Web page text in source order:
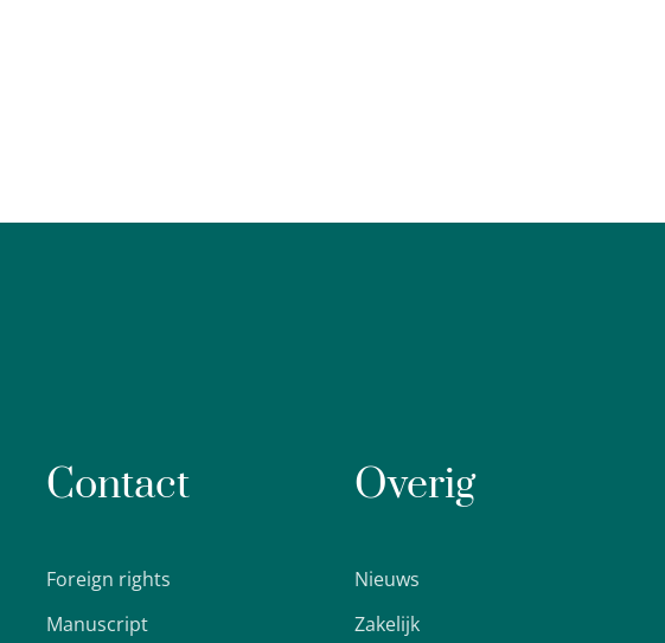
Contact
Foreign rights
Manuscript
Overig
Nieuws
Zakelijk